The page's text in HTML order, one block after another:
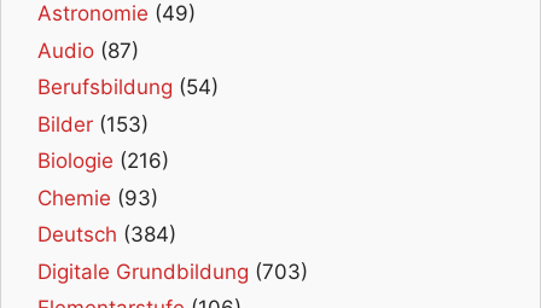
Astronomie (49)
Audio (87)
Berufsbildung (54)
Bilder (153)
Biologie (216)
Chemie (93)
Deutsch (384)
Digitale Grundbildung (703)